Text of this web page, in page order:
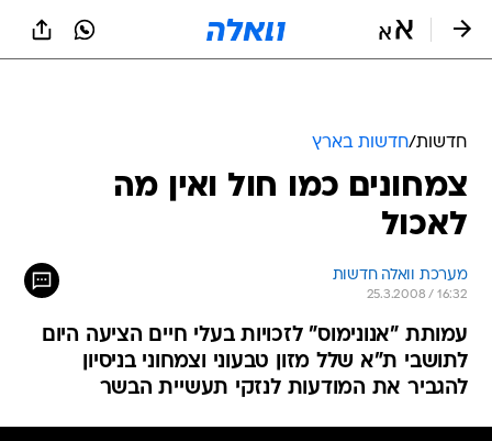
חדשות/חדשות בארץ
צמחונים כמו חול ואין מה
לאכול
מערכת וואלה חדשות
25.3.2008 / 16:32
עמותת "אנונימוס" לזכויות בעלי חיים הציעה היום
לתושבי ת"א שלל מזון טבעוני וצמחוני בניסיון
להגביר את המודעות לנזקי תעשיית הבשר